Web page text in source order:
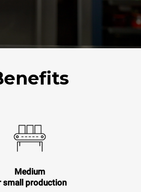
Medium
small production